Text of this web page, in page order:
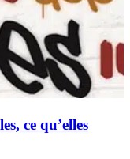
ce qu’elles